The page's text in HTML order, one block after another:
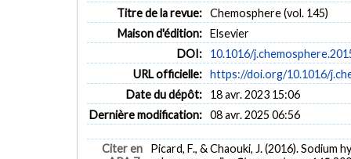
Titre de la revue: Chemosphere (vol. 145)
Maison d'édition: Elsevier
DOI:
10.1016/
URL officielle: https://doi.org/10.1016/
Date du dépôt:
18 avr. 2023 15:06
Dernière modification: 08 avr. 2025 06:56
Citer en
Picard, F., & Chaouki, J. (2016).